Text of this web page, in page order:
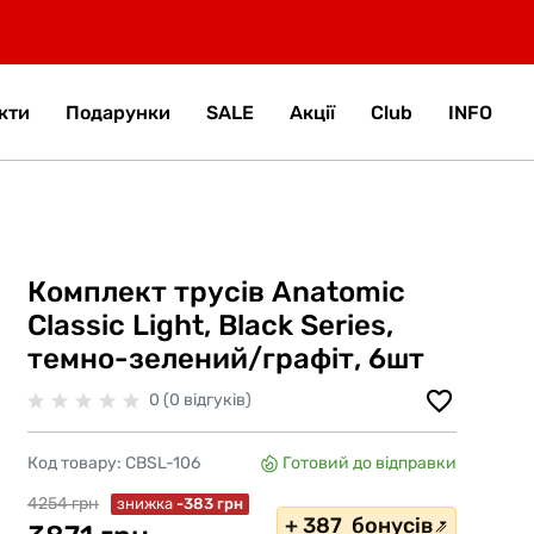
Подарунки SALE Акції Club INFO
Комплект трусів Anatomic
Classic Light, Black Series,
темно-зелений/графіт, 6шт
0 (0 відгуків)
Код товару: CBSL-106
Готовий до відправки
4254 грн
знижка -383 грн
+ 387 бонусів